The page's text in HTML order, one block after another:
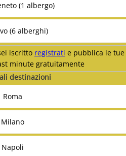
(1 albergo)
(6 alberghi)
iscritto registrati e pubblica le tue
minute gratuitamente
destinazioni
Roma
Milano
Napoli